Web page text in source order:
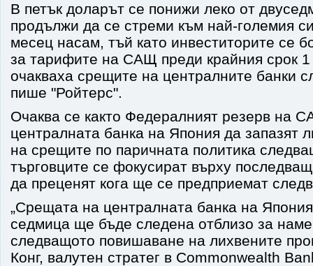
В петък доларът се понижи леко от
продължи да се стреми към най-големия
месец насам, тъй като инвеститорите се
за тарифите на САЩ преди крайния срок 1
очакваха срещите на централните банки
пише "Ройтерс".
Очаква се както Федералният резерв на
централната банка на Япония да запазят
на срещите по паричната политика
търговците се фокусират върху
да преценят кога ще се предприемат
„Срещата на централната банка на
седмица ще бъде следена отблизо за
следващото повишаване на лихвените
Конг, валутен стратег в Commonwealth